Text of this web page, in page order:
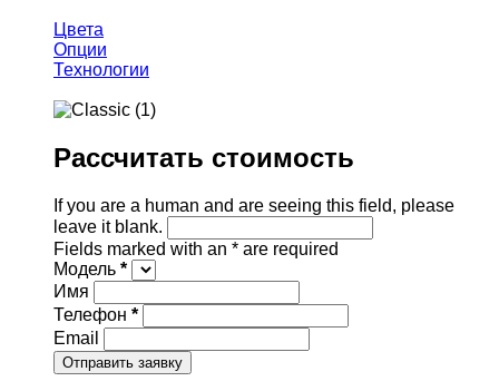
Цвета
Опции
Технологии
Рассчитать стоимость
If you are a human and are seeing this field, please
leave it blank.
Fields marked with an * are required
Модель *
Имя
Телефон *
Email